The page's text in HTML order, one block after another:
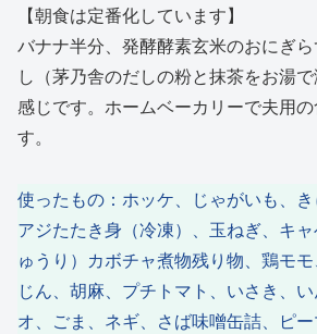
【朝食は定番化しています】
バナナ半分、発酵酵素玄米のおにぎ
し（茅乃舎のだしの粉と抹茶をお湯
感じです。ホームベーカリーで夫用
す。
使ったもの：ホッケ、じゃがいも、き
アジたたき身（冷凍）、玉ねぎ、キ
ゅうり）カボチャ煮物残り物、鶏モ
じん、胡麻、プチトマト、いさき、
オ、ごま、ネギ、さば味噌缶詰、ピ